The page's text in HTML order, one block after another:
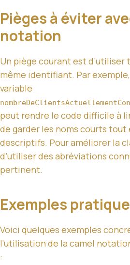
Pièges à éviter
notation
Un piège courant est d’utiliser
même identifiant. Par
variable
peut rendre le code difficile à
de garder les noms courts
descriptifs. Pour améliorer la
d’utiliser des abréviations
pertinent.
Exemples
Voici quelques exemples
l’utilisation de la camel
: